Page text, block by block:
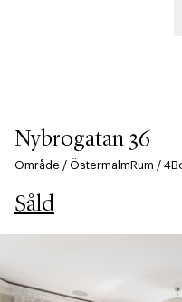
Nybrogatan 36
Område / ÖstermalmRum / 4
Såld